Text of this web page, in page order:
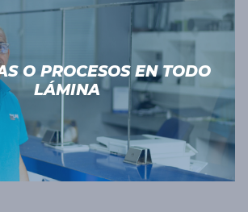
O PROCESOS EN TODO
LÁMINA